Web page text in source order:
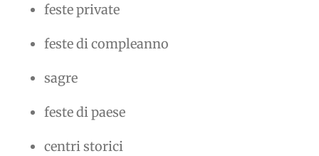
feste private
feste di compleanno
sagre
feste di paese
centri storici